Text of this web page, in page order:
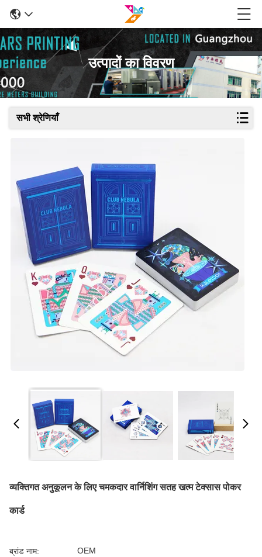
उत्पादों का विवरण
सभी श्रेणियाँ
व्यक्तिगत अनुकूलन के लिए चमकदार वार्निशिंग सतह खत्म टेक्सास पोकर
कार्ड
ब्रांड नाम: OEM